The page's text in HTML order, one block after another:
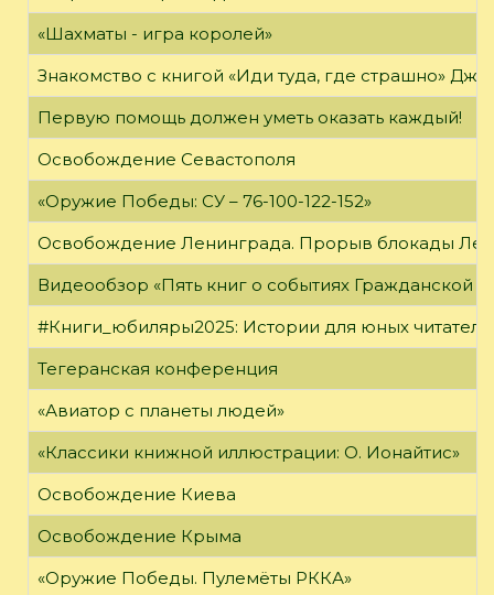
«Шахматы - игра королей»
Знакомство с книгой «Иди туда, где страшно»
Первую помощь должен уметь оказать каждый!
Освобождение Севастополя
«Оружие Победы: СУ – 76-100-122-152»
Освобождение Ленинграда. Прорыв блокады
Видеообзор «Пять книг о событиях Гражданской
#Книги_юбиляры2025: Истории для юных
Тегеранская конференция
«Авиатор с планеты людей»
«Классики книжной иллюстрации: О. Ионайтис»
Освобождение Киева
Освобождение Крыма
«Оружие Победы. Пулемёты РККА»